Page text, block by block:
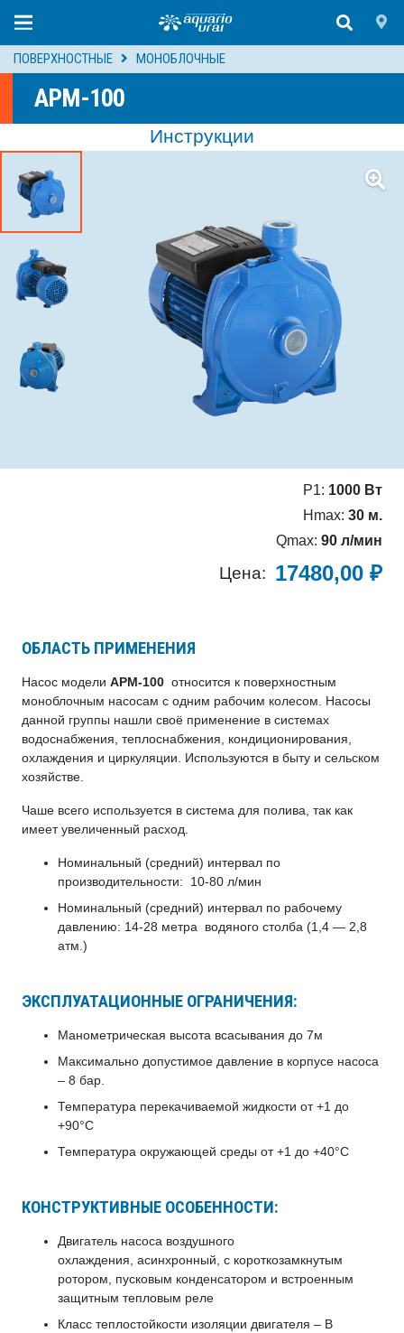
ПОВЕРХНОСТНЫЕ МОНОБЛОЧНЫЕ
APM-100
Инструкции
P1: 1000 Вт
Hmax: 30 м.
Qmax: 90 л/мин
Цена: 17480,00 ₽
ОБЛАСТЬ ПРИМЕНЕНИЯ
Насос модели APM-100 относится к поверхностным
моноблочным насосам с одним рабочим колесом. Насосы
данной группы нашли своё применение в системах
водоснабжения, теплоснабжения, кондиционирования,
охлаждения и циркуляции. Используются в быту и сельском
хозяйстве.
Чаше всего используется в система для полива, так как
имеет увеличенный расход.
Номинальный (средний) интервал по
производительности: 10-80 л/мин
Номинальный (средний) интервал по рабочему
давлению: 14-28 метра водяного столба (1,4 — 2,8
атм.)
ЭКСПЛУАТАЦИОННЫЕ ОГРАНИЧЕНИЯ:
Манометрическая высота всасывания до 7м
Максимально допустимое давление в корпусе насоса
– 8 бар.
Температура перекачиваемой жидкости от +1 до
+90°С
Температура окружающей среды от +1 до +40°С
КОНСТРУКТИВНЫЕ ОСОБЕННОСТИ:
Двигатель насоса воздушного
охлаждения, асинхронный, с короткозамкнутым
ротором, пусковым конденсатором и встроенным
защитным тепловым реле
Класс теплостойкости изоляции двигателя – В